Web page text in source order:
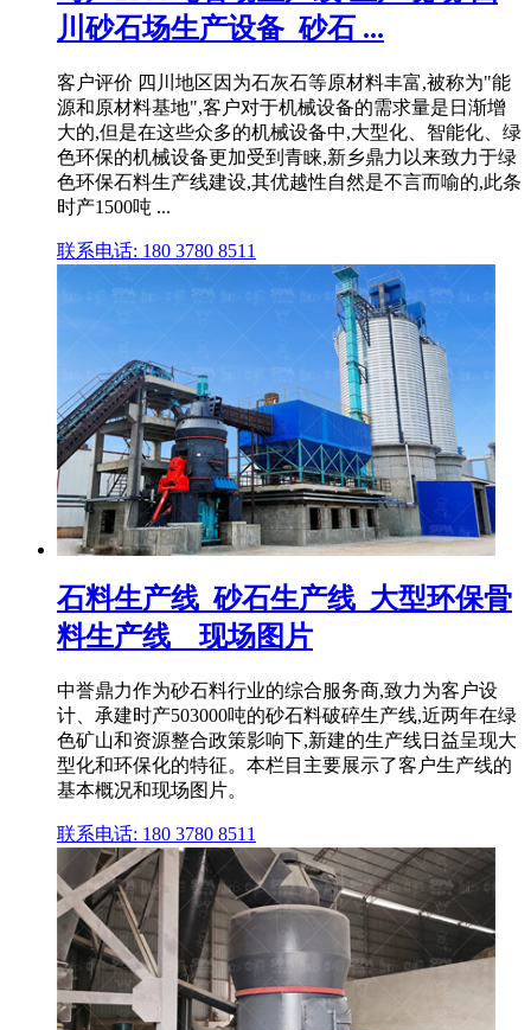
川砂石场生产设备_砂石 ...
客户评价 四川地区因为石灰石等原材料丰富,被称为"能
源和原材料基地",客户对于机械设备的需求量是日渐增
大的,但是在这些众多的机械设备中,大型化、智能化、绿
色环保的机械设备更加受到青睐,新乡鼎力以来致力于绿
色环保石料生产线建设,其优越性自然是不言而喻的,此条
时产1500吨 ...
联系电话: 180 3780 8511
石料生产线_砂石生产线_大型环保骨
料生产线__现场图片
中誉鼎力作为砂石料行业的综合服务商,致力为客户设
计、承建时产503000吨的砂石料破碎生产线,近两年在绿
色矿山和资源整合政策影响下,新建的生产线日益呈现大
型化和环保化的特征。本栏目主要展示了客户生产线的
基本概况和现场图片。
联系电话: 180 3780 8511